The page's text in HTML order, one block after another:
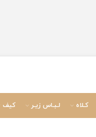
کـلاه لـبـاس زیـر کیف